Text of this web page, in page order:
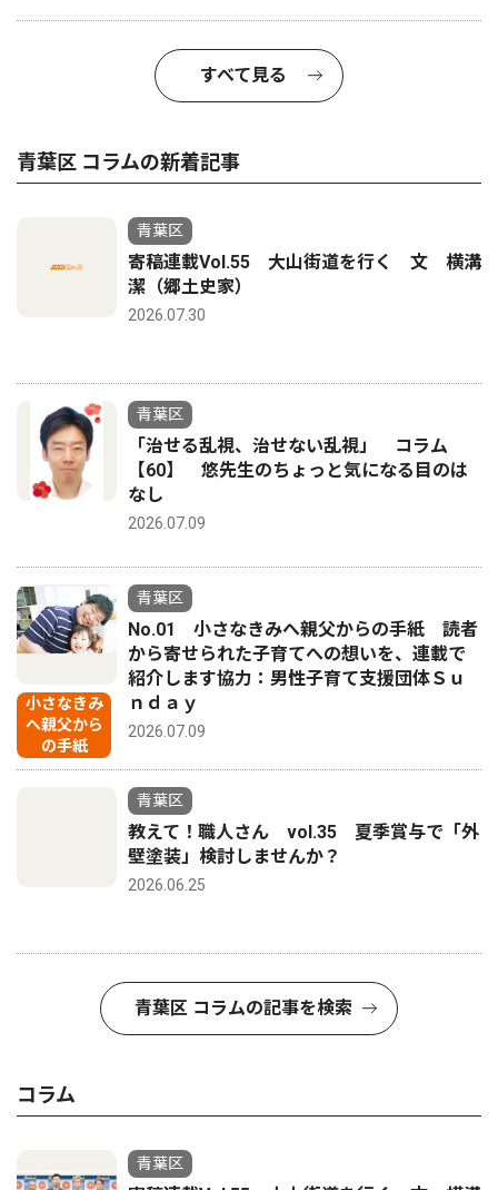
すべて見る
青葉区 コラムの新着記事
青葉区
寄稿連載Vol.55 大山街道を行く 文 横溝
潔（郷土史家）
2026.07.30
青葉区
「治せる乱視、治せない乱視」 コラム
【60】 悠先生のちょっと気になる目のは
なし
2026.07.09
小さなきみ
へ親父から
の手紙
青葉区
No.01 小さなきみへ親父からの手紙 読者
から寄せられた子育てへの想いを、連載で
紹介します協力：男性子育て支援団体Ｓｕ
ｎｄａｙ
2026.07.09
青葉区
教えて！職人さん vol.35 夏季賞与で「外
壁塗装」検討しませんか？
2026.06.25
青葉区 コラムの記事を検索
コラム
青葉区